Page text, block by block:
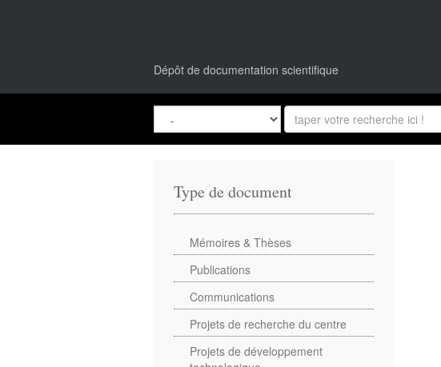
Dépôt de documentation scientifique
Type de document
Mémoires & Thèses
Publications
Communications
Projets de recherche du centre
Projets de développement